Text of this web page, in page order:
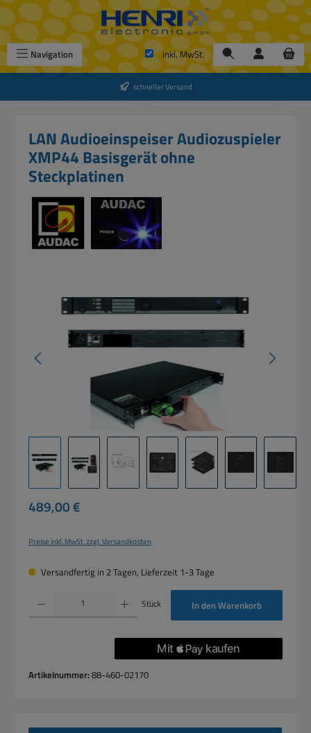
Zum Hauptinhalt springen
Navigation inkl. MwSt.
schneller Versand
LAN Audioeinspeiser Audiozuspieler
XMP44 Basisgerät ohne
Steckplatinen
Regulärer Preis:
489,00 €
Preise inkl. MwSt. zzgl. Versandkosten
Versandfertig in 2 Tagen, Lieferzeit 1-3 Tage
Produkt Anzahl: Gib den gewünschten Wert ein oder benutze die Schaltflächen um
Stück In den Warenkorb
Artikelnummer:88-460-02170